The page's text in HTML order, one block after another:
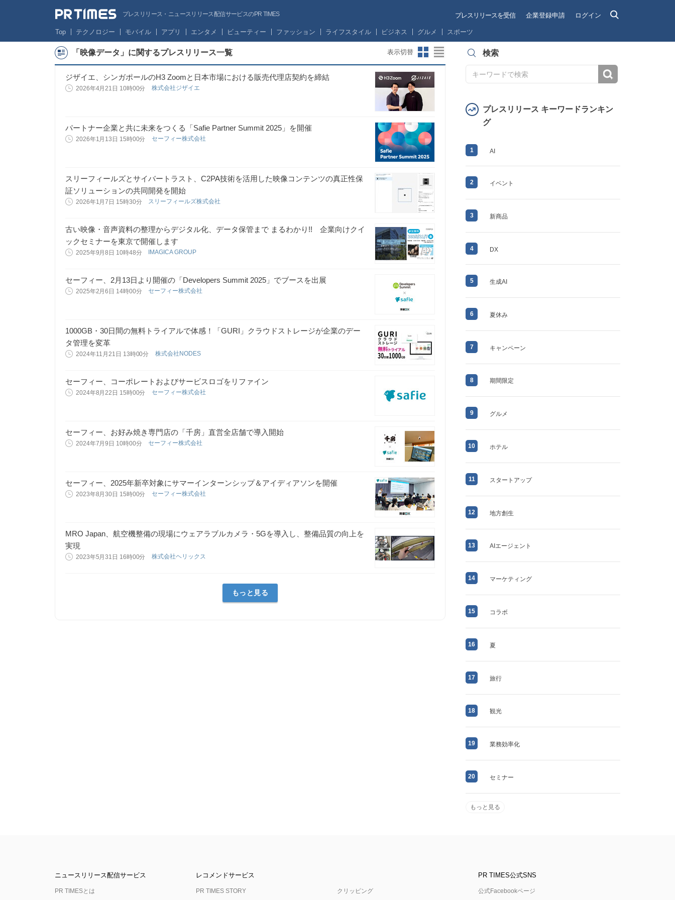
プレスリリース・ニュースリリース配信サービスのPR TIMES プレスリリースを受信 企業登録申請 ログイン
Top テクノロジー モバイル アプリ エンタメ ビューティー ファッション ライフスタイル ビジネス グルメ スポーツ
「映像データ」に関するプレスリリース一覧 表示切替
ジザイエ、シンガポールのH3 Zoomと日本市場における販売代理店契約を締結
2026年4月21日 10時00分 株式会社ジザイエ
パートナー企業と共に未来をつくる「Safie Partner Summit 2025」を開催
2026年1月13日 15時00分 セーフィー株式会社
スリーフィールズとサイバートラスト、C2PA技術を活用した映像コンテンツの真正性保
証ソリューションの共同開発を開始
2026年1月7日 15時30分 スリーフィールズ株式会社
古い映像・音声資料の整理からデジタル化、データ保管まで まるわかり!! 企業向けクイ
ックセミナーを東京で開催します
2025年9月8日 10時48分 IMAGICA GROUP
セーフィー、2月13日より開催の「Developers Summit 2025」でブースを出展
2025年2月6日 14時00分 セーフィー株式会社
1000GB・30日間の無料トライアルで体感！「GURI」クラウドストレージが企業のデー
タ管理を変革
2024年11月21日 13時00分 株式会社NODES
セーフィー、コーポレートおよびサービスロゴをリファイン
2024年8月22日 15時00分 セーフィー株式会社
セーフィー、お好み焼き専門店の「千房」直営全店舗で導入開始
2024年7月9日 10時00分 セーフィー株式会社
セーフィー、2025年新卒対象にサマーインターンシップ＆アイディアソンを開催
2023年8月30日 15時00分 セーフィー株式会社
MRO Japan、航空機整備の現場にウェアラブルカメラ・5Gを導入し、整備品質の向上を
実現
2023年5月31日 16時00分 株式会社ヘリックス
もっと見る
検索
プレスリリース キーワードランキン
グ
1 AI
2 イベント
3 新商品
4 DX
5 生成AI
6 夏休み
7 キャンペーン
8 期間限定
9 グルメ
10 ホテル
11 スタートアップ
12 地方創生
13 AIエージェント
14 マーケティング
15 コラボ
16 夏
17 旅行
18 観光
19 業務効率化
20 セミナー
もっと見る
ニュースリリース配信サービス
PR TIMESとは
レコメンドサービス
PR TIMES STORY クリッピング
PR TIMES公式SNS
公式Facebookページ